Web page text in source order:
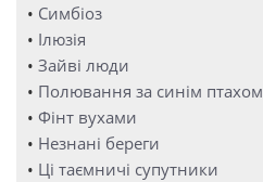
• Симбіоз
• Ілюзія
• Зайві люди
• Полювання за синім птахом
• Фінт вухами
• Незнані береги
• Ці таємничі супутники